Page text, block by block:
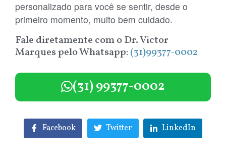
personalizado para você se sentir, desde o
primeiro momento, muito bem cuidado.
Fale diretamente com o Dr. Victor
Marques pelo Whatsapp:(31)99377-0002
(31) 99377-0002
Facebook Twitter LinkedIn